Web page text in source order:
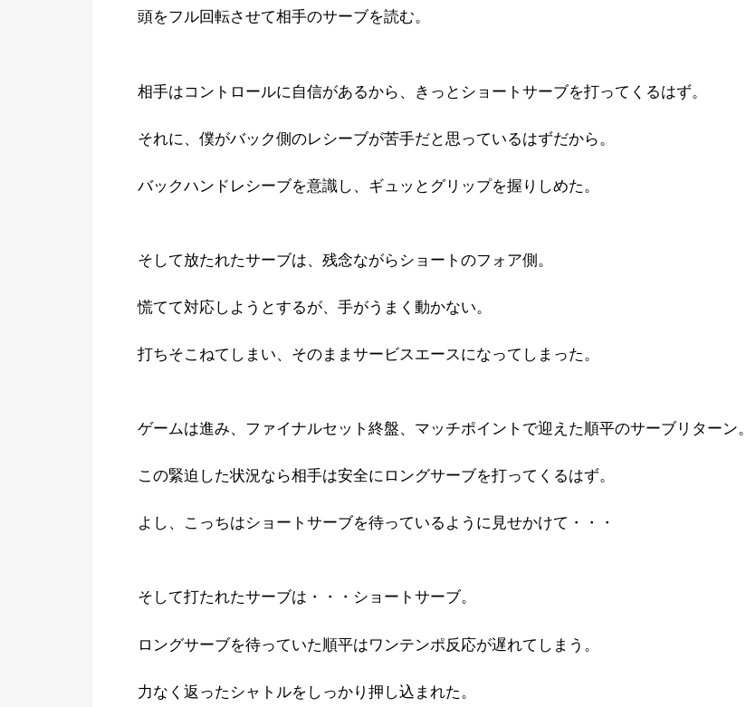
頭をフル回転させて相手のサーブを読む。
相手はコントロールに自信があるから、きっとショートサーブを打ってくるはず。
それに、僕がバック側のレシーブが苦手だと思っているはずだから。
バックハンドレシーブを意識し、ギュッとグリップを握りしめた。
そして放たれたサーブは、残念ながらショートのフォア側。
慌てて対応しようとするが、手がうまく動かない。
打ちそこねてしまい、そのままサービスエースになってしまった。
ゲームは進み、ファイナルセット終盤、マッチポイントで迎えた順平のサーブリターン。
この緊迫した状況なら相手は安全にロングサーブを打ってくるはず。
よし、こっちはショートサーブを待っているように見せかけて・・・
そして打たれたサーブは・・・ショートサーブ。
ロングサーブを待っていた順平はワンテンポ反応が遅れてしまう。
力なく返ったシャトルをしっかり押し込まれた。